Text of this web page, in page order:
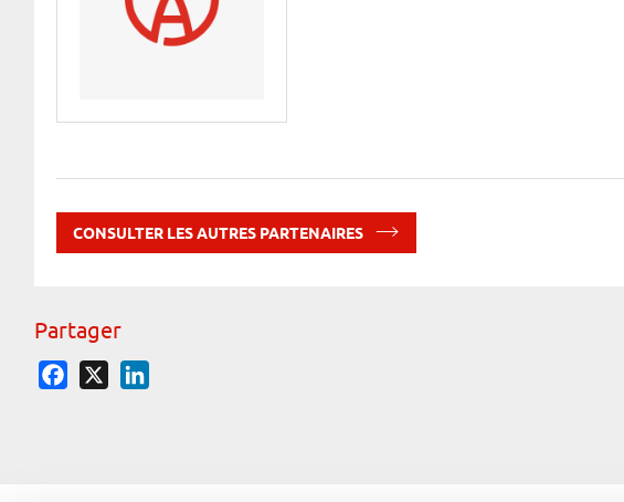
CONSULTER LES AUTRES PARTENAIRES
Partager
Facebook